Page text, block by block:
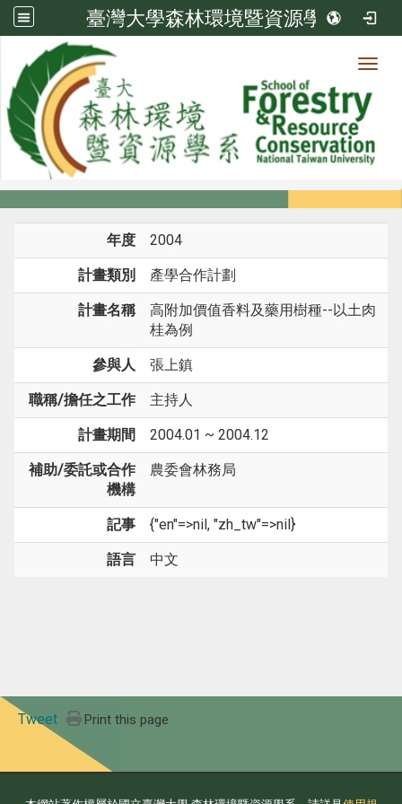
臺灣大學森林環境暨資源學系
系所成員
系所成員
年度 2004
計畫類別 產學合作計劃
計畫名稱
高附加價值香料及藥用樹種--以土肉
桂為例
參與人 張上鎮
職稱/擔任之工作 主持人
計畫期間 2004.01 ~ 2004.12
補助/委託或合作
機構
農委會林務局
記事 {"en"=>nil, "zh_tw"=>nil}
語言 中文
Tweet Print this page